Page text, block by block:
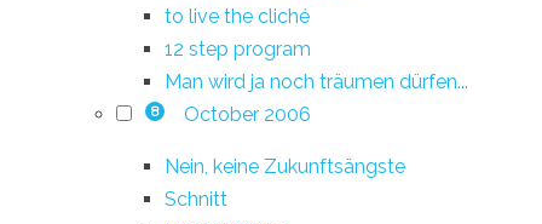
to live the cliché
12 step program
Man wird ja noch träumen dürfen...
8 October 2006
Nein, keine Zukunftsängste
Schnitt